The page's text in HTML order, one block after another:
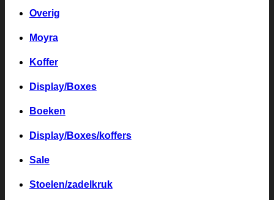
Overig
Moyra
Koffer
Display/Boxes
Boeken
Display/Boxes/koffers
Sale
Stoelen/zadelkruk